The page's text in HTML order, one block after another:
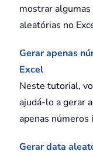
mostrar
aleatórias no
Gerar apenas
Excel
Neste tutorial,
ajudá-lo a gerar
apenas números
Gerar data